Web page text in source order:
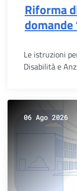
Riforma
Le istruzioni
Disabilità e
06 Ago 2026